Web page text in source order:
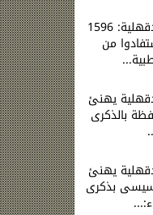
محافظ الدقهلية: 1596
من
يهنئ
بالذكرى
يهنئ
بذكرى